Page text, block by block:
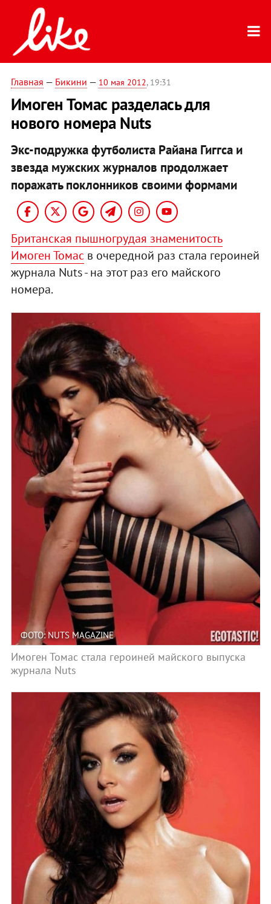
Главная — Бикини — 10 мая 2012, 19:31
Имоген Томас разделась для
нового номера Nuts
Экс-подружка футболиста Райана Гиггса и
звезда мужских журналов продолжает
поражать поклонников своими формами
Британская пышногрудая знаменитость
Имоген Томасв очередной раз стала героиней
журнала Nuts - на этот раз его майского
номера.
ФОТО: NUTS MAGAZINE
Имоген Томас стала героиней майского выпуска
журнала Nuts